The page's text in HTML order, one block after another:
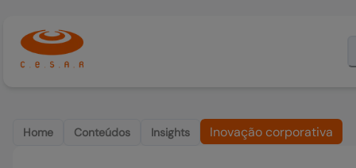
Home Conteúdos Insights Inovação corporativa